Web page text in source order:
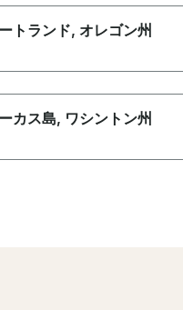
トランド, オレゴン州
カス島, ワシントン州